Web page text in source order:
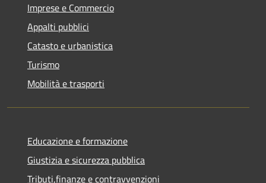
Imprese e Commercio
Appalti pubblici
Catasto e urbanistica
Turismo
Mobilità e trasporti
Educazione e formazione
Giustizia e sicurezza pubblica
Tributi,finanze e contravvenzioni